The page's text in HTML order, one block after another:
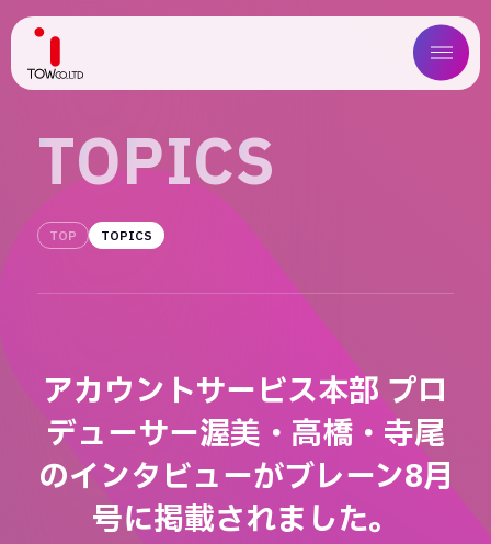
ABOUT US
SERVICE
MAGAZINE
NEWS
IR
TOPICS
TOP TOPICS
アカウントサービス本部 プロ
デューサー渥美・高橋・寺尾
のインタビューがブレーン8月
号に掲載されました。